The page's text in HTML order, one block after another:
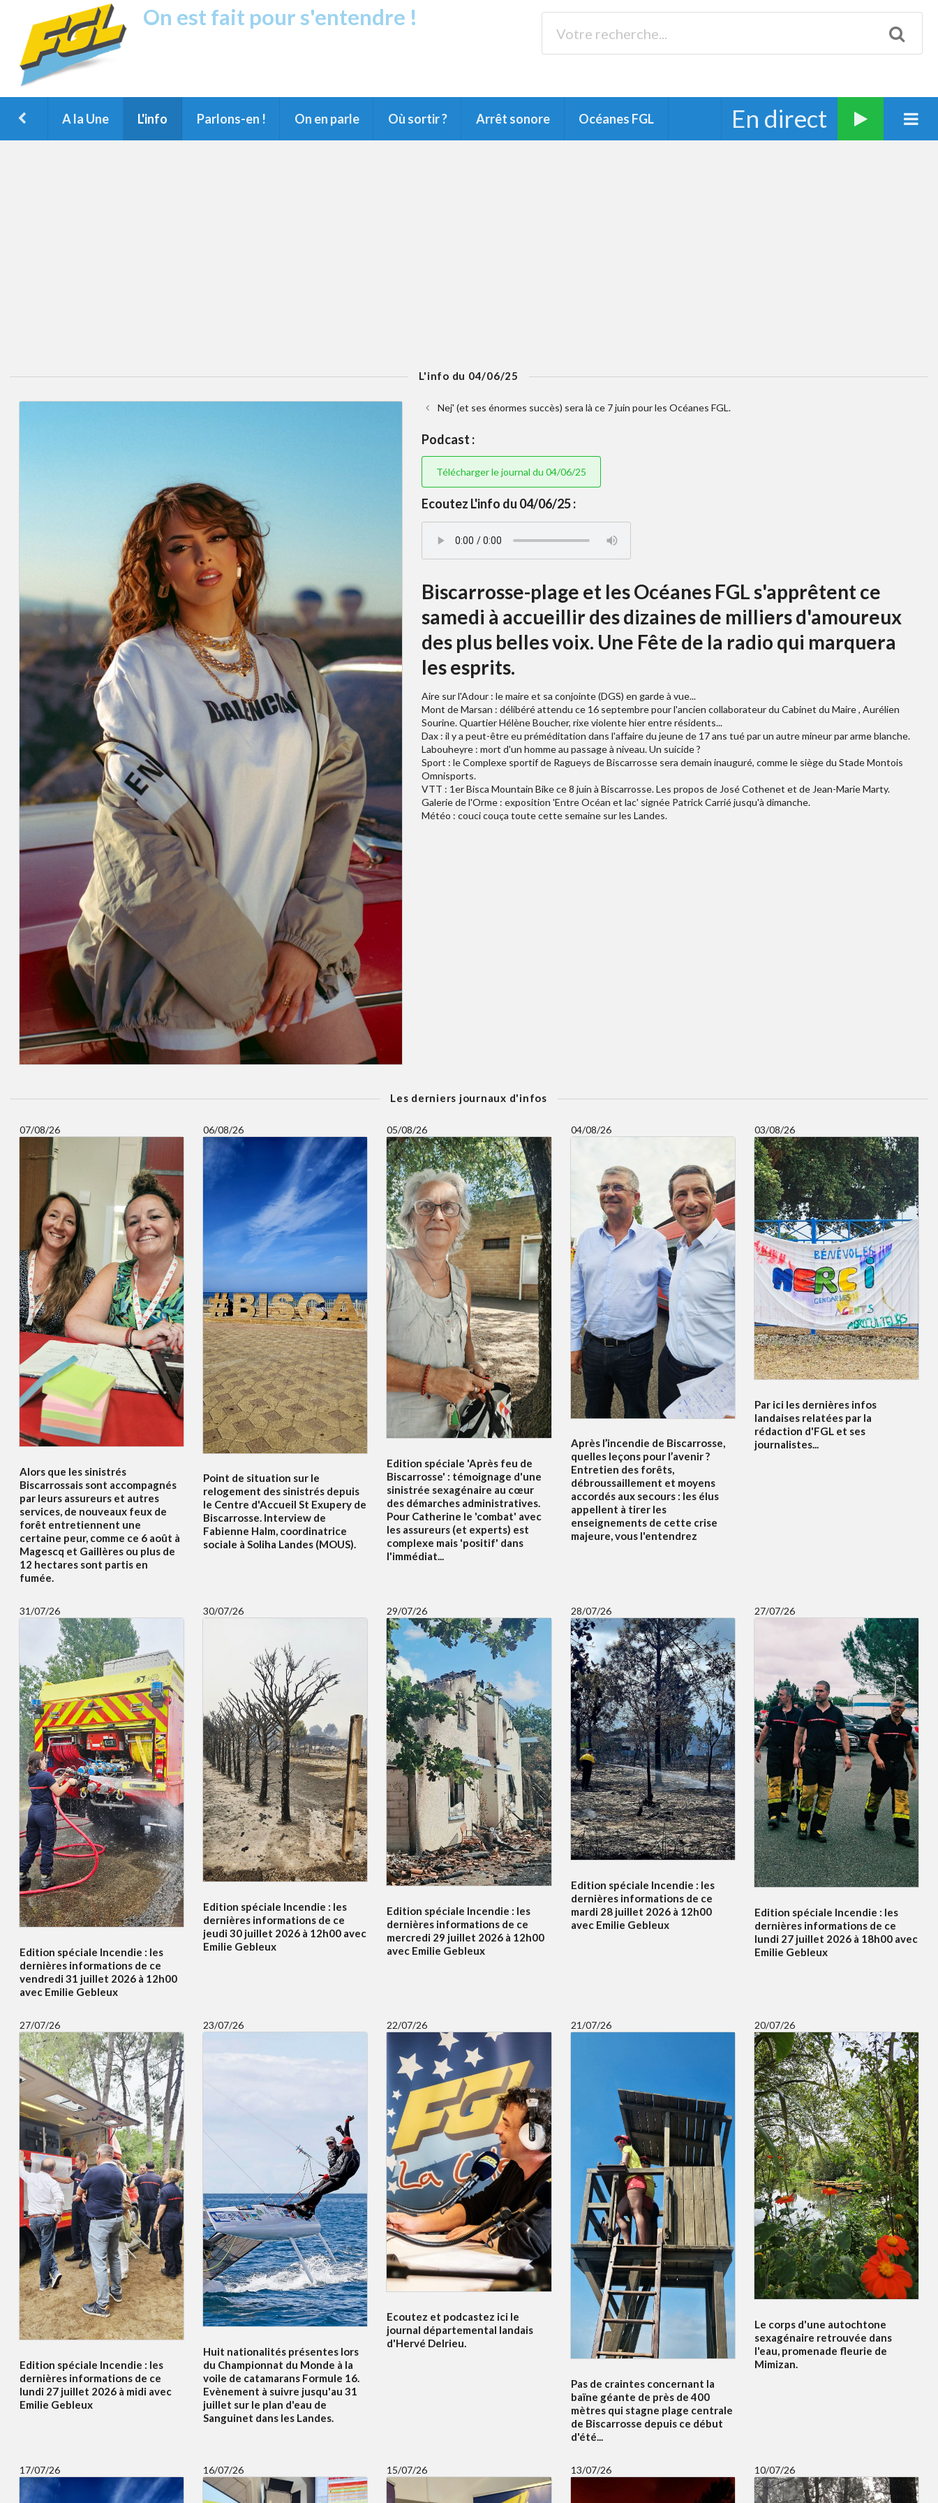
On est fait pour s'entendre !
A la Une L'info Parlons-en ! On en parle Où sortir ? Arrêt sonore Océanes FGL En direct
L'info du 04/06/25
Nej' (et ses énormes succès) sera là ce 7 juin pour les Océanes FGL.
Podcast :
Télécharger le journal du 04/06/25
Ecoutez L'info du 04/06/25 :
Biscarrosse-plage et les Océanes FGL s'apprêtent ce
samedi à accueillir des dizaines de milliers d'amoureux
des plus belles voix. Une Fête de la radio qui marquera
les esprits.
Aire sur l'Adour : le maire et sa conjointe (DGS) en garde à vue...
Mont de Marsan : délibéré attendu ce 16 septembre pour l'ancien collaborateur du Cabinet du Maire , Aurélien
Sourine. Quartier Hélène Boucher, rixe violente hier entre résidents...
Dax : il y a peut-être eu préméditation dans l'affaire du jeune de 17 ans tué par un autre mineur par arme blanche.
Labouheyre : mort d'un homme au passage à niveau. Un suicide ?
Sport : le Complexe sportif de Ragueys de Biscarrosse sera demain inauguré, comme le siège du Stade Montois
Omnisports.
VTT : 1er Bisca Mountain Bike ce 8 juin à Biscarrosse. Les propos de José Cothenet et de Jean-Marie Marty.
Galerie de l'Orme : exposition 'Entre Océan et lac' signée Patrick Carrié jusqu'à dimanche.
Météo : couci couça toute cette semaine sur les Landes.
Les derniers journaux d'infos
07/08/26
Alors que les sinistrés
Biscarrossais sont accompagnés
par leurs assureurs et autres
services, de nouveaux feux de
forêt entretiennent une
certaine peur, comme ce 6 août à
Magescq et Gaillères ou plus de
12 hectares sont partis en
fumée.
06/08/26
Point de situation sur le
relogement des sinistrés depuis
le Centre d'Accueil St Exupery de
Biscarrosse. Interview de
Fabienne Halm, coordinatrice
sociale à Soliha Landes (MOUS).
05/08/26
Edition spéciale 'Après feu de
Biscarrosse' : témoignage d'une
sinistrée sexagénaire au cœur
des démarches administratives.
Pour Catherine le 'combat' avec
les assureurs (et experts) est
complexe mais 'positif' dans
l'immédiat...
04/08/26
Après l’incendie de Biscarrosse,
quelles leçons pour l’avenir ?
Entretien des forêts,
débroussaillement et moyens
accordés aux secours : les élus
appellent à tirer les
enseignements de cette crise
majeure, vous l'entendrez
03/08/26
Par ici les dernières infos
landaises relatées par la
rédaction d'FGL et ses
journalistes...
31/07/26
Edition spéciale Incendie : les
dernières informations de ce
vendredi 31 juillet 2026 à 12h00
avec Emilie Gebleux
30/07/26
Edition spéciale Incendie : les
dernières informations de ce
jeudi 30 juillet 2026 à 12h00 avec
Emilie Gebleux
29/07/26
Edition spéciale Incendie : les
dernières informations de ce
mercredi 29 juillet 2026 à 12h00
avec Emilie Gebleux
28/07/26
Edition spéciale Incendie : les
dernières informations de ce
mardi 28 juillet 2026 à 12h00
avec Emilie Gebleux
27/07/26
Edition spéciale Incendie : les
dernières informations de ce
lundi 27 juillet 2026 à 18h00 avec
Emilie Gebleux
27/07/26
Edition spéciale Incendie : les
dernières informations de ce
lundi 27 juillet 2026 à midi avec
Emilie Gebleux
23/07/26
Huit nationalités présentes lors
du Championnat du Monde à la
voile de catamarans Formule 16.
Evènement à suivre jusqu'au 31
juillet sur le plan d'eau de
Sanguinet dans les Landes.
22/07/26
Ecoutez et podcastez ici le
journal départemental landais
d'Hervé Delrieu.
21/07/26
Pas de craintes concernant la
baïne géante de près de 400
mètres qui stagne plage centrale
de Biscarrosse depuis ce début
d'été...
20/07/26
Le corps d'une autochtone
sexagénaire retrouvée dans
l'eau, promenade fleurie de
Mimizan.
17/07/26 16/07/26 15/07/26 13/07/26 10/07/26